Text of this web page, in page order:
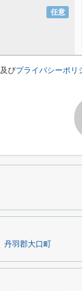
任意
及びプライバシーポリ
丹羽郡大口町